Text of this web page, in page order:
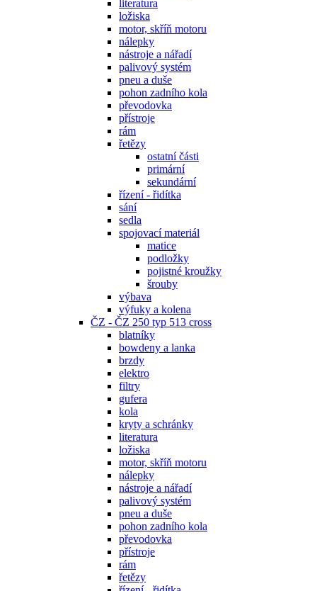
literatura
ložiska
motor, skříň motoru
nálepky
nástroje a nářadí
palivový systém
pneu a duše
pohon zadního kola
převodovka
přístroje
rám
řetězy
ostatní části
primární
sekundární
řízení - řidítka
sání
sedla
spojovací materiál
matice
podložky
pojistné kroužky
šrouby
výbava
výfuky a kolena
ČZ - ČZ 250 typ 513 cross
blatníky
bowdeny a lanka
brzdy
elektro
filtry
gufera
kola
kryty a schránky
literatura
ložiska
motor, skříň motoru
nálepky
nástroje a nářadí
palivový systém
pneu a duše
pohon zadního kola
převodovka
přístroje
rám
řetězy